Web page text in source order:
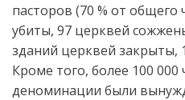
пасторов (70 % от общего
убиты, 97 церквей
зданий церквей закрыты,
Кроме того, более 100
деноминации были